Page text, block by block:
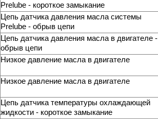
Prelube - короткое замыкание
Цепь датчика давления масла системы
Prelube - обрыв цепи
Цепь датчика давления масла в двигателе -
обрыв цепи
Низкое давление масла в двигателе
Низкое давление масла в двигателе
Цепь датчика температуры охлаждающей
жидкости - короткое замыкание